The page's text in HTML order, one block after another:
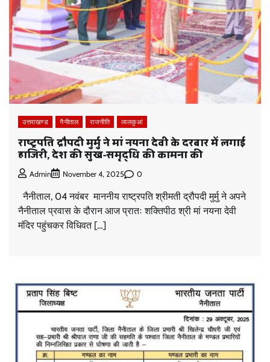
उत्तराखण्ड नैनीताल राजनीति लालकुआं
राष्ट्रपति द्रौपदी मुर्मु ने मां नयना देवी के दरबार में लगाई
हाजिरी, देश की सुख-समृद्धि की कामना की
Admin November 4, 2025 0
नैनीताल, 04 नवंबर माननीय राष्ट्रपति श्रीमती द्रौपदी मुर्मु ने अपने
नैनीताल प्रवास के दौरान आज प्रातः शक्तिपीठ श्री मां नयना देवी
मंदिर पहुंचकर विधिवत […]